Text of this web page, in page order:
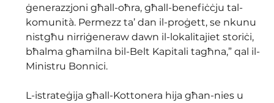
ġenerazzjoni għall-oħra, għall-benefiċċju tal-
komunità. Permezz ta’ dan il-proġett, se nkunu
nistgħu nirriġeneraw dawn il-lokalitajiet storiċi,
bħalma għamilna bil-Belt Kapitali tagħna,” qal il-
Ministru Bonnici.
L-istrateġija għall-Kottonera hija għan-nies u